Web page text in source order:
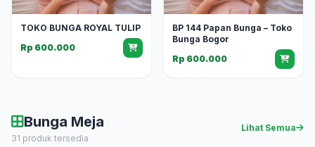
TOKO BUNGA ROYAL TULIP
Rp 600.000
BP 144 Papan Bunga – Toko
Bunga Bogor
Rp 600.000
Bunga Meja
31 produk tersedia
Lihat Semua